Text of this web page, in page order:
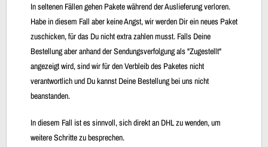
In seltenen Fällen gehen Pakete während der Auslieferung verloren.
Habe in diesem Fall aber keine Angst, wir werden Dir ein neues Paket
zuschicken, für das Du nicht extra zahlen musst. Falls Deine
Bestellung aber anhand der Sendungsverfolgung als "Zugestellt"
angezeigt wird, sind wir für den Verbleib des Paketes nicht
verantwortlich und Du kannst Deine Bestellung bei uns nicht
beanstanden.
In diesem Fall ist es sinnvoll, sich direkt an DHL zu wenden, um
weitere Schritte zu besprechen.